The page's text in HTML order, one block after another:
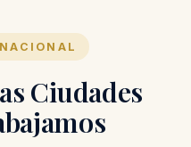
Ciudades